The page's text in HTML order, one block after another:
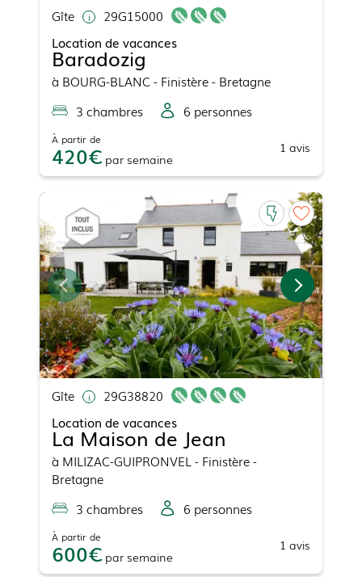
Gîte
29G15000
Location de vacances
Baradozig
à BOURG-BLANC- Finistère - Bretagne
3 chambres 6 personnes
À partir de
420 par semaine
1 avis
Gîte
29G38820
Location de vacances
La Maison de Jean
à MILIZAC-GUIPRONVEL - Finistère -
Bretagne
3 chambres 6 personnes
À partir de
600 par semaine
1 avis